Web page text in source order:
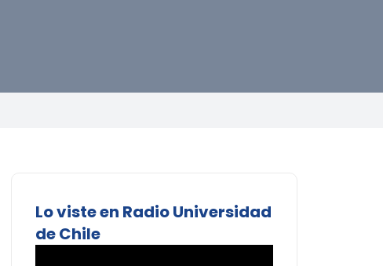
Lo viste en Radio Universidad
de Chile